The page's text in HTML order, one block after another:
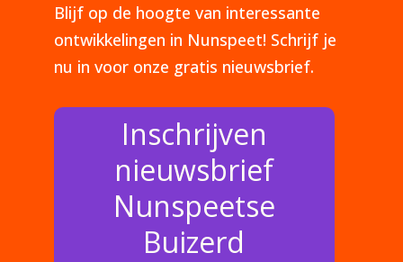
Blijf op de hoogte van interessante
ontwikkelingen in Nunspeet! Schrijf je
nu in voor onze gratis nieuwsbrief.
Inschrijven
nieuwsbrief
Nunspeetse
Buizerd